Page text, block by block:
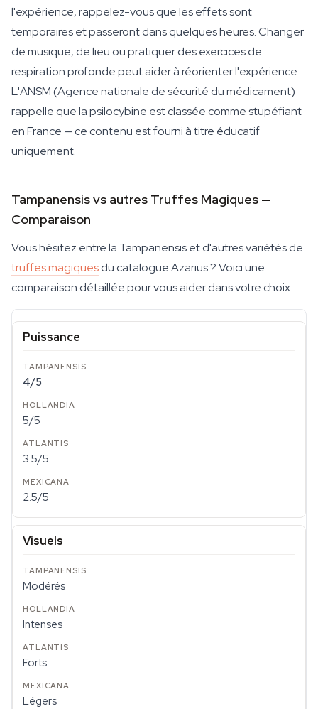
l'expérience, rappelez-vous que les effets sont
temporaires et passeront dans quelques heures. Changer
de musique, de lieu ou pratiquer des exercices de
respiration profonde peut aider à réorienter l'expérience.
L'ANSM (Agence nationale de sécurité du médicament)
rappelle que la psilocybine est classée comme stupéfiant
en France — ce contenu est fourni à titre éducatif
uniquement.
Tampanensis vs autres Truffes Magiques —
Comparaison
Vous hésitez entre la Tampanensis et d'autres variétés de
truffes magiquesdu catalogue Azarius ? Voici une
comparaison détaillée pour vous aider dans votre choix :
Puissance
4/5
5/5
3.5/5
2.5/5
Visuels
Modérés
Intenses
Forts
Légers